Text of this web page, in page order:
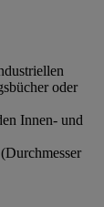
oder
Innen- und